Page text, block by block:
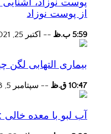
از پوست نوزاد
5:59 ب.ظ -- اکتبر 25, 2021
بیماری التهابی
10:47 ق.ظ -- سپتامبر 5, 2023
آب لبو با معده